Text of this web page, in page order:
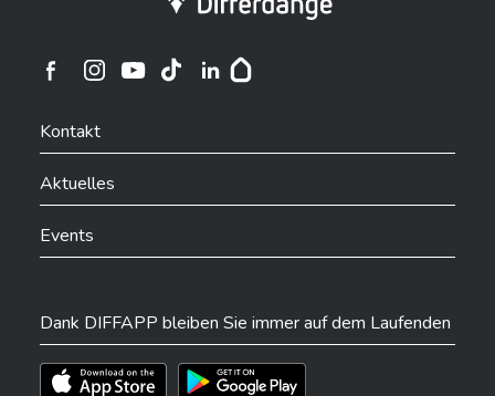
Ville de Differdange sur Instagram
Kontakt
Aktuelles
Events
Dank DIFFAPP bleiben Sie immer auf dem Laufenden
Téléchargez l'app sur l'App StoreTéléchargez l'app sur Play Store